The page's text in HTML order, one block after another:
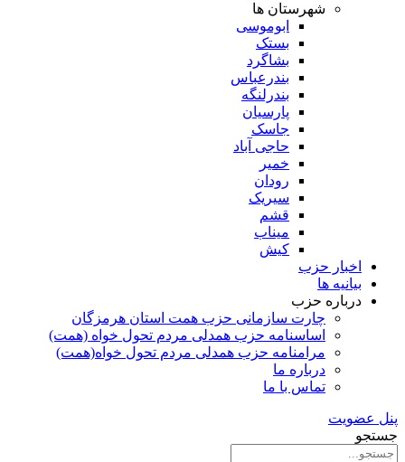
شهرستان ها
ابوموسی
بستک
بشاگرد
بندرعباس
بندرلنگه
پارسیان
جاسک
حاجی آباد
خمیر
رودان
سیریک
قشم
میناب
کیش
اخبار حزب
بیانیه ها
درباره حزب
چارت سازمانی حزب همت استان هرمزگان
اساسنامه حزب همدلی مردم تحول خواه (همت)
مرامنامه حزب همدلی مردم تحول خواه(همت)
درباره ما
تماس با ما
پنل عضویت
جستجو